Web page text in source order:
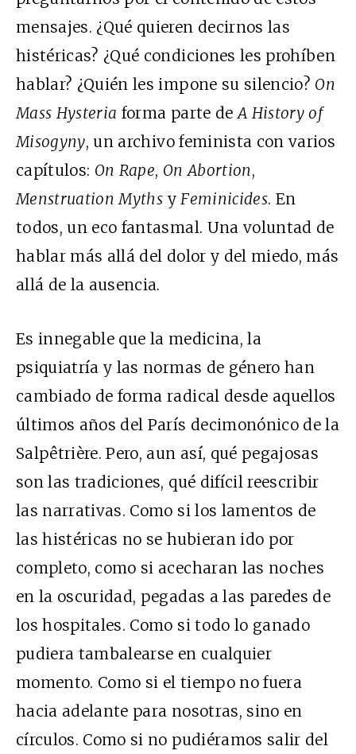
mensajes. ¿Qué quieren decirnos las
histéricas? ¿Qué condiciones les prohíben
hablar? ¿Quién les impone su silencio? On
Mass Hysteria forma parte de A History of
Misogyny, un archivo feminista con varios
capítulos: On Rape, On Abortion,
Menstruation Myths y Feminicides. En
todos, un eco fantasmal. Una voluntad de
hablar más allá del dolor y del miedo, más
allá de la ausencia.
Es innegable que la medicina, la
psiquiatría y las normas de género han
cambiado de forma radical desde aquellos
últimos años del París decimonónico de la
Salpêtrière. Pero, aun así, qué pegajosas
son las tradiciones, qué difícil reescribir
las narrativas. Como si los lamentos de
las histéricas no se hubieran ido por
completo, como si acecharan las noches
en la oscuridad, pegadas a las paredes de
los hospitales. Como si todo lo ganado
pudiera tambalearse en cualquier
momento. Como si el tiempo no fuera
hacia adelante para nosotras, sino en
círculos. Como si no pudiéramos salir del